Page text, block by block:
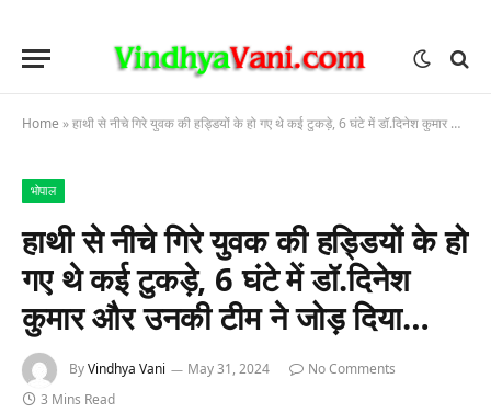
Home »हाथी से नीचे गिरे युवक की हड्डियों के हो गए थे कई टुकड़े, 6 घंटे में डॉ.दिनेश कुमार और उनकी टीम ने जोड़ दिया…
भोपाल
हाथी से नीचे गिरे युवक की हड्डियों के हो
गए थे कई टुकड़े, 6 घंटे में डॉ.दिनेश
कुमार और उनकी टीम ने जोड़ दिया…
ByVindhya Vani May 31, 2024
No Comments
3 Mins Read